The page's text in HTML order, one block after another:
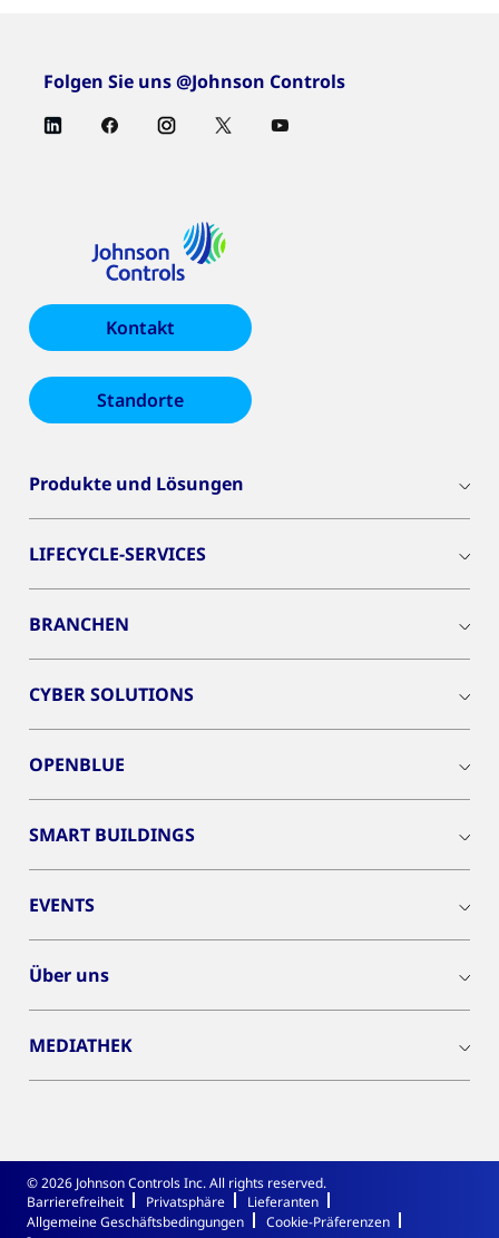
Folgen Sie uns @Johnson Controls
Kontakt
Standorte
Produkte und Lösungen
LIFECYCLE-SERVICES
BRANCHEN
CYBER SOLUTIONS
OPENBLUE
SMART BUILDINGS
EVENTS
Über uns
MEDIATHEK
© 2026 Johnson Controls Inc. All rights reserved.
Barrierefreiheit
Privatsphäre
Lieferanten
Allgemeine Geschäftsbedingungen
Cookie-Präferenzen